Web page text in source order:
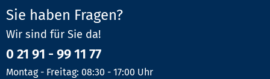
Sie haben Fragen?
Wir sind für Sie da!
0 21 91 - 99 11 77
Montag - Freitag: 08:30 - 17:00 Uhr